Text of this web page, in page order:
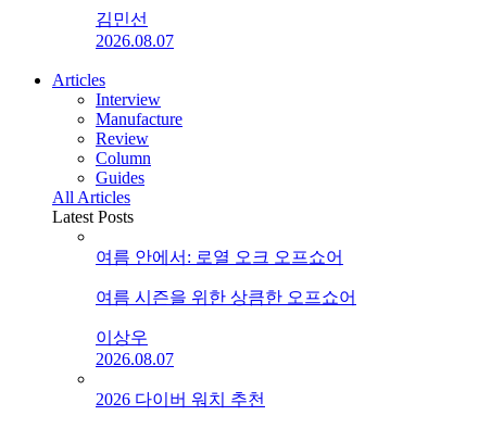
김민선
2026.08.07
Articles
Interview
Manufacture
Review
Column
Guides
All Articles
Latest Posts
여름 안에서: 로열 오크 오프쇼어
여름 시즌을 위한 상큼한 오프쇼어
이상우
2026.08.07
2026 다이버 워치 추천